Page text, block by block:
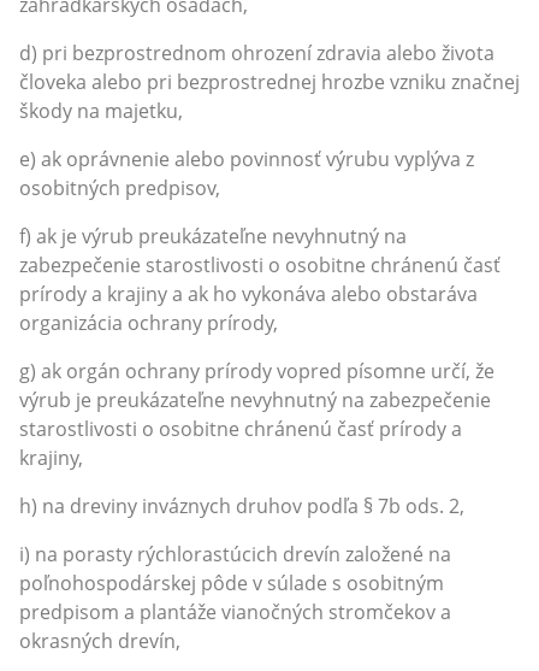
d) pri bezprostrednom ohrození zdravia alebo života
človeka alebo pri bezprostrednej hrozbe vzniku značnej
škody na majetku,
e) ak oprávnenie alebo povinnosť výrubu vyplýva z
osobitných predpisov,
f) ak je výrub preukázateľne nevyhnutný na
zabezpečenie starostlivosti o osobitne chránenú časť
prírody a krajiny a ak ho vykonáva alebo obstaráva
organizácia ochrany prírody,
g) ak orgán ochrany prírody vopred písomne určí, že
výrub je preukázateľne nevyhnutný na zabezpečenie
starostlivosti o osobitne chránenú časť prírody a
krajiny,
h) na dreviny inváznych druhov podľa § 7b ods. 2,
i) na porasty rýchlorastúcich drevín založené na
poľnohospodárskej pôde v súlade s osobitným
predpisom a plantáže vianočných stromčekov a
okrasných drevín,